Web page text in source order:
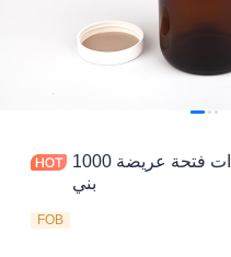
1000 مل زجاجة كاشف ذات فتحة عريضة
بني
FOB